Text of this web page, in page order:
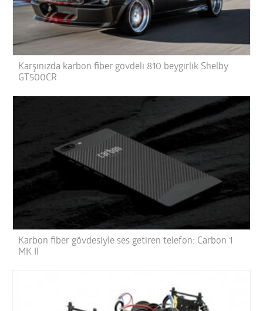
Karşınızda karbon fiber gövdeli 810 beygirlik Shelby
GT500CR
Karbon fiber gövdesiyle ses getiren telefon: Carbon 1
MK II